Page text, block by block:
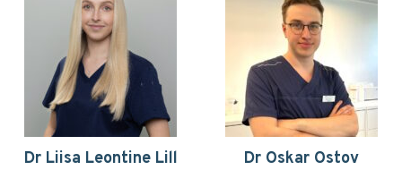
Dr Liisa Leontine Lill Dr Oskar Ostov